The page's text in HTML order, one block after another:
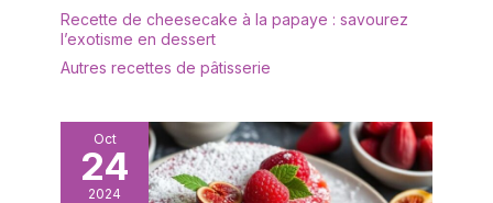
Recette de cheesecake à la papaye : savourez
l’exotisme en dessert
Autres recettes de pâtisserie
Oct
24
2024